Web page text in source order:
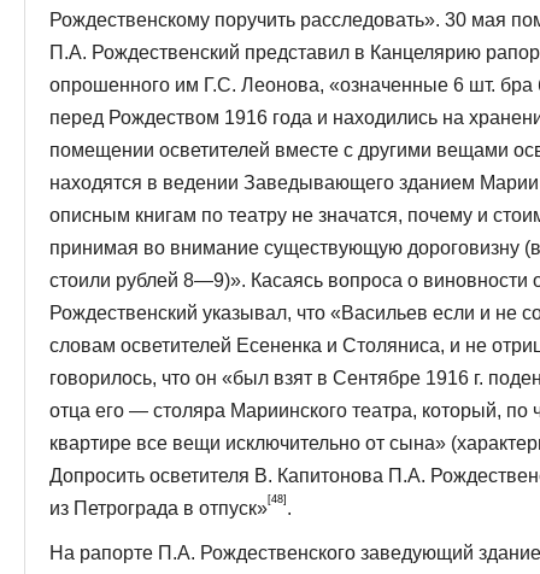
Рождественскому поручить расследовать». 30 мая
П.А. Рождественский предста­вил в Канцелярию
опрошенного им Г.С. Леонова, «означенные 6 шт. бра
перед Рождеством 1916 года и находились на
помещении осветителей вместе с другими вещами
находятся в ведении Заведывающего зда­нием
описным книгам по театру не значатся, почему и
принимая во внимание существующую дороговизну
стоили рублей 8—9)». Касаясь вопроса о виновности
Рождественский указывал, что «Васильев если и не
словам осветителей Есененка и Столяниса, и не
говорилось, что он «был взят в Сен­тябре 1916 г.
отца его — столяра Мариинского театра, который,
квартире все вещи исключительно от сына»
Допросить осветителя В. Капитонова П.А.
из Петрограда в отпуск»[48] .
На рапорте П.А. Рождественского заведующий